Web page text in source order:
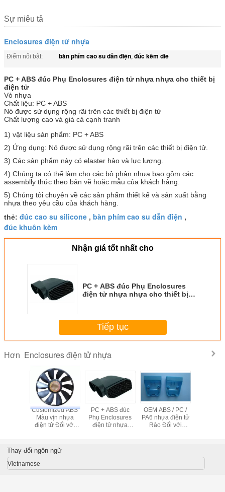
Sự miêu tả
Enclosures điện tử nhựa
Điểm nổi bật: bàn phím cao su dẫn điện, đúc kẽm die
PC + ABS đúc Phụ Enclosures điện tử nhựa nhựa cho thiết bị
điện tử
Vỏ nhựa
Chất liệu: PC + ABS
Nó được sử dụng rộng rãi trên các thiết bị điện tử
Chất lượng cao và giá cả cạnh tranh
1) vật liệu sản phẩm: PC + ABS
2) Ứng dụng: Nó được sử dụng rộng rãi trên các thiết bị điện tử.
3) Các sản phẩm này có elaster hảo và lực lượng.
4) Chúng ta có thể làm cho các bộ phận nhựa bao gồm các
assemblly thức theo bản vẽ hoặc mẫu của khách hàng.
5) Chúng tôi chuyên về các sản phẩm thiết kế và sản xuất bằng
nhựa theo yêu cầu của khách hàng.
thẻ: đúc cao su silicone , bàn phím cao su dẫn điện ,
đúc khuôn kẽm
Nhận giá tốt nhất cho
PC + ABS đúc Phụ Enclosures
điện tử nhựa nhựa cho thiết bị
Tiếp tục
Hơn Enclosures điện tử nhựa
Customized ABS
Màu vịn nhựa
điện tử Đối với
PC + ABS đúc
Phụ Enclosures
điện tử nhựa
OEM ABS / PC /
PA6 nhựa điện tử
Rào Đối với
Thay đổi ngôn ngữ
Vietnamese